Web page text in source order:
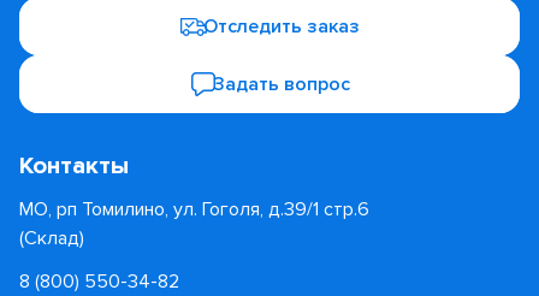
Отследить заказ
Задать вопрос
Контакты
МО, рп Томилино, ул. Гоголя, д.39/1 стр.6
(Склад)
8 (800) 550-34-82